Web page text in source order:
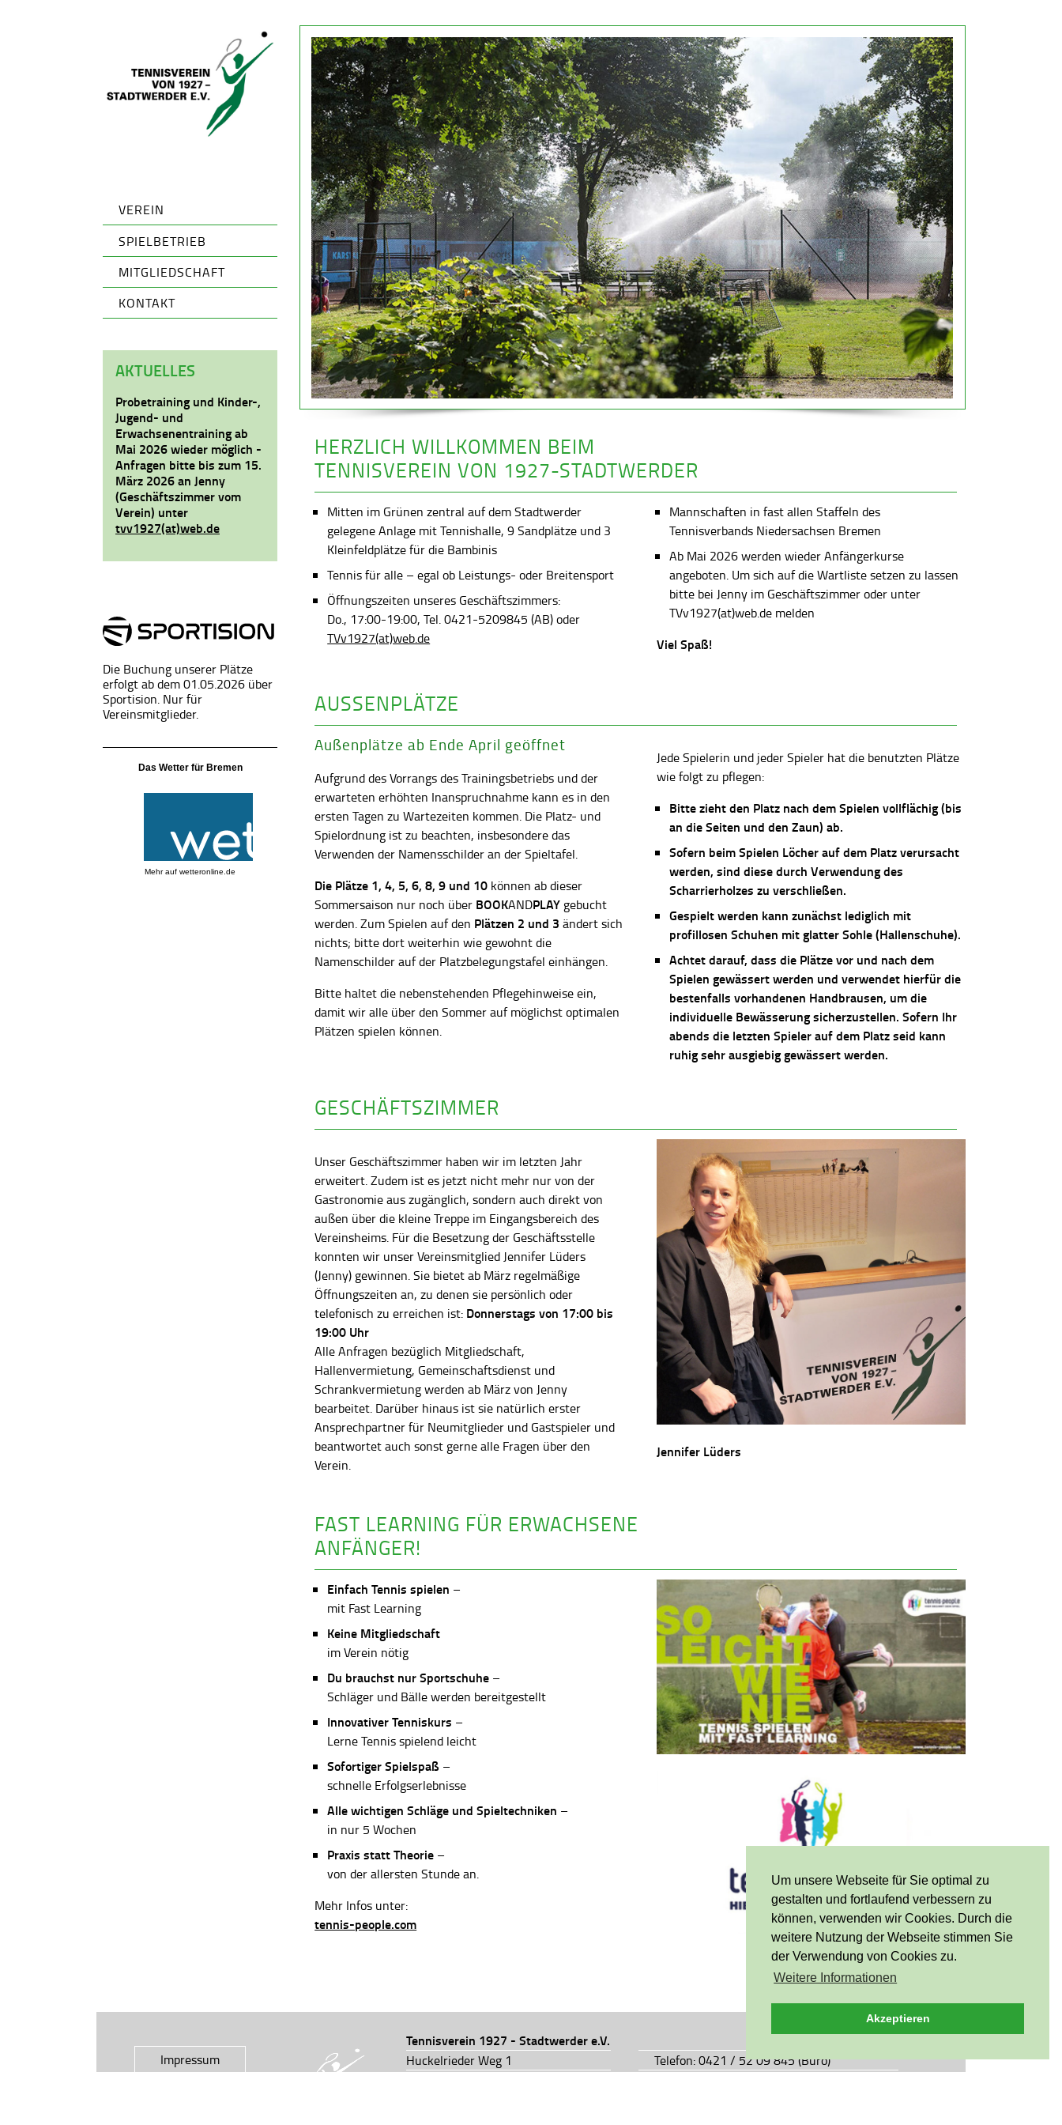
Um unsere Webseite für Sie optimal zu
gestalten und fortlaufend verbessern zu
können, verwenden wir Cookies. Durch die
weitere Nutzung der Webseite stimmen Sie
der Verwendung von Cookies zu.
Weitere Informationen
Akzeptieren
VEREIN
SPIELBETRIEB
MITGLIEDSCHAFT
KONTAKT
AKTUELLES
Probetraining und Kinder-,
Jugend- und
Erwachsenentraining ab
Mai 2026 wieder möglich -
Anfragen bitte bis zum 15.
März 2026 an Jenny
(Geschäftszimmer vom
Verein) unter
tvv1927(at)web.de
Die Buchung unserer Plätze
erfolgt ab dem 01.05.2026 über
Sportision. Nur für
Vereinsmitglieder.
Das Wetter für Bremen
Mehr auf wetteronline.de
HERZLICH WILLKOMMEN BEIM
TENNISVEREIN VON 1927-STADTWERDER
Mitten im Grünen zentral auf dem Stadtwerder
gelegene Anlage mit Tennishalle, 9 Sandplätze und 3
Kleinfeldplätze für die Bambinis
Tennis für alle – egal ob Leistungs- oder Breitensport
Öffnungszeiten unseres Geschäftszimmers:
Do., 17:00-19:00, Tel. 0421-5209845 (AB) oder
TVv1927(at)web.de
Mannschaften in fast allen Staffeln des
Tennisverbands Niedersachsen Bremen
Ab Mai 2026 werden wieder Anfängerkurse
angeboten. Um sich auf die Wartliste setzen zu lassen
bitte bei Jenny im Geschäftszimmer oder unter
TVv1927(at)web.de melden
Viel Spaß!
AUSSENPLÄTZE
Außenplätze ab Ende April geöffnet
Aufgrund des Vorrangs des Trainingsbetriebs und der
erwarteten erhöhten Inanspruchnahme kann es in den
ersten Tagen zu Wartezeiten kommen. Die Platz- und
Spielordnung ist zu beachten, insbesondere das
Verwenden der Namensschilder an der Spieltafel.
Die Plätze 1, 4, 5, 6, 8, 9 und 10 können ab dieser
Sommersaison nur noch über BOOKANDPLAY gebucht
werden. Zum Spielen auf den Plätzen 2 und 3 ändert sich
nichts; bitte dort weiterhin wie gewohnt die
Namenschilder auf der Platzbelegungstafel einhängen.
Bitte haltet die nebenstehenden Pflegehinweise ein,
damit wir alle über den Sommer auf möglichst optimalen
Plätzen spielen können.
Jede Spielerin und jeder Spieler hat die benutzten Plätze
wie folgt zu pflegen:
Bitte zieht den Platz nach dem Spielen vollflächig (bis
an die Seiten und den Zaun) ab.
Sofern beim Spielen Löcher auf dem Platz verursacht
werden, sind diese durch Verwendung des
Scharrierholzes zu verschließen.
Gespielt werden kann zunächst lediglich mit
profillosen Schuhen mit glatter Sohle (Hallenschuhe).
Achtet darauf, dass die Plätze vor und nach dem
Spielen gewässert werden und verwendet hierfür die
bestenfalls vorhandenen Handbrausen, um die
individuelle Bewässerung sicherzustellen. Sofern Ihr
abends die letzten Spieler auf dem Platz seid kann
ruhig sehr ausgiebig gewässert werden.
GESCHÄFTSZIMMER
Unser Geschäftszimmer haben wir im letzten Jahr
erweitert. Zudem ist es jetzt nicht mehr nur von der
Gastronomie aus zugänglich, sondern auch direkt von
außen über die kleine Treppe im Eingangsbereich des
Vereinsheims. Für die Besetzung der Geschäftsstelle
konnten wir unser Vereinsmitglied Jennifer Lüders
(Jenny) gewinnen. Sie bietet ab März regelmäßige
Öffnungszeiten an, zu denen sie persönlich oder
telefonisch zu erreichen ist: Donnerstags von 17:00 bis
19:00 Uhr
Alle Anfragen bezüglich Mitgliedschaft,
Hallenvermietung, Gemeinschaftsdienst und
Schrankvermietung werden ab März von Jenny
bearbeitet. Darüber hinaus ist sie natürlich erster
Ansprechpartner für Neumitglieder und Gastspieler und
beantwortet auch sonst gerne alle Fragen über den
Verein.
Jennifer Lüders
FAST LEARNING FÜR ERWACHSENE
ANFÄNGER!
Einfach Tennis spielen –
mit Fast Learning
Keine Mitgliedschaft
im Verein nötig
Du brauchst nur Sportschuhe –
Schläger und Bälle werden bereitgestellt
Innovativer Tenniskurs –
Lerne Tennis spielend leicht
Sofortiger Spielspaß –
schnelle Erfolgserlebnisse
Alle wichtigen Schläge und Spieltechniken –
in nur 5 Wochen
Praxis statt Theorie –
von der allersten Stunde an.
Mehr Infos unter:
tennis-people.com
Impressum
Tennisverein 1927 - Stadtwerder e.V.
Huckelrieder Weg 1
Telefon: 0421 / 52 09 845 (Büro)